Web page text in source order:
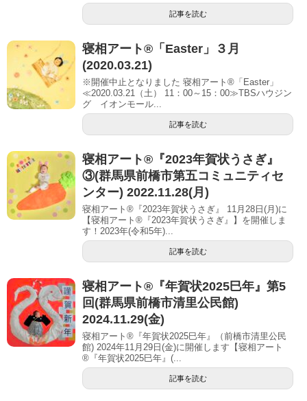
記事を読む
寝相アート®「Easter」３月
(2020.03.21)
※開催中止となりました 寝相アート®「Easter」
≪2020.03.21（土） 11：00～15：00≫TBSハウジン
グ イオンモール...
記事を読む
寝相アート®︎『2023年賀状うさぎ』
③(群馬県前橋市第五コミュニティセ
ンター) 2022.11.28(月)
寝相アート®『2023年賀状うさぎ』 11月28日(月)に
【寝相アート®︎『2023年賀状うさぎ』】を開催しま
す！2023年(令和5年)...
記事を読む
寝相アート®︎『年賀状2025巳年』第5
回(群馬県前橋市清里公民館)
2024.11.29(金)
寝相アート®『年賀状2025巳年』（前橋市清里公民
館) 2024年11月29日(金)に開催します【寝相アート
®︎『年賀状2025巳年』(...
記事を読む